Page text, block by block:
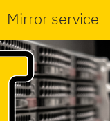
Mirror service